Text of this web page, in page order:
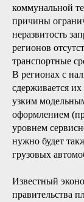
коммунальной
причины
неразвитость
регионов
транспортные
В регионах с
сдерживается
узким
оформлением
уровнем
нужно будет
грузовых
Известный
правительства